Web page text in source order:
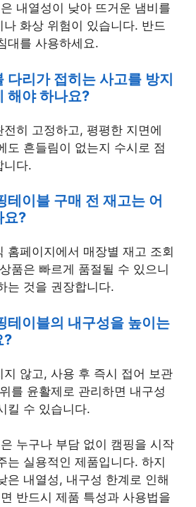
내열성이 낮아 뜨거운 냄비를
화상 위험이 있습니다. 반드
대를 사용하세요.
다리가 접히는 사고를 방지
해야 하나요?
히 고정하고, 평평한 지면에
도 흔들림이 없는지 수시로 점
니다.
테이블 구매 전 재고는 어
요?
홈페이지에서 매장별 재고 조회
품은 빠르게 품절될 수 있으니
는 것을 권장합니다.
테이블의 내구성을 높이는
?
지 않고, 사용 후 즉시 접어 보관
를 윤활제로 관리하면 내구성
킬 수 있습니다.
누구나 부담 없이 캠핑을 시작
는 실용적인 제품입니다. 하지
은 내열성, 내구성 한계로 인해
반드시 제품 특성과 사용법을